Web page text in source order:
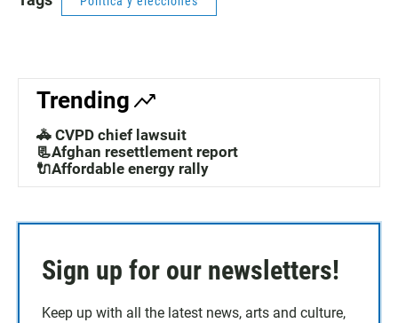
Trending
🚓 CVPD chief lawsuit
📃Afghan resettlement report
🔌Affordable energy rally
Sign up for our newsletters!
Keep up with all the latest news, arts and culture,